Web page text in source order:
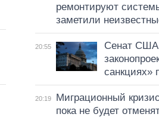
ремонтируют
заметили
20:55
Сенат США
санкциях»
20:19
Миграционный
пока не будет